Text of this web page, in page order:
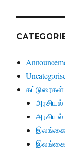
கட்டுரைகள்
அரசியல்